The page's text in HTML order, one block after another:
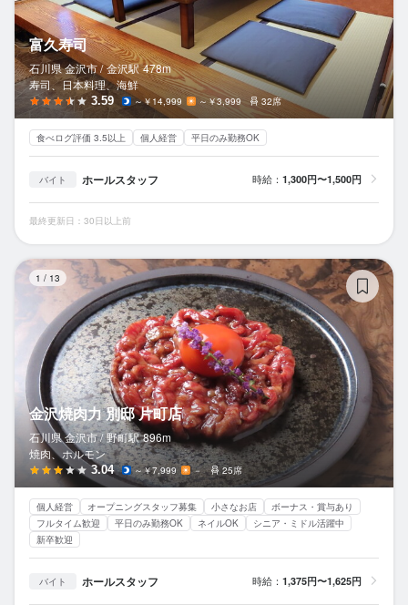
富久寿司
石川県 金沢市 / 金沢駅 478m
寿司、日本料理、海鮮
3.59 ～￥14,999 ～￥3,999 32席
食べログ評価 3.5以上 個人経営 平日のみ勤務OK
バイト ホールスタッフ 時給： 1,300円〜1,500円
最終更新日：30日以上前
1 / 13
金沢焼肉力 別邸 片町店
石川県 金沢市 / 野町駅 896m
焼肉、ホルモン
3.04 ～￥7,999 － 25席
個人経営 オープニングスタッフ募集 小さなお店
ボーナス・賞与あり
フルタイム歓迎
平日のみ勤務OK ネイルOK
シニア・ミドル活躍中
新卒歓迎
バイト ホールスタッフ 時給： 1,375円〜1,625円